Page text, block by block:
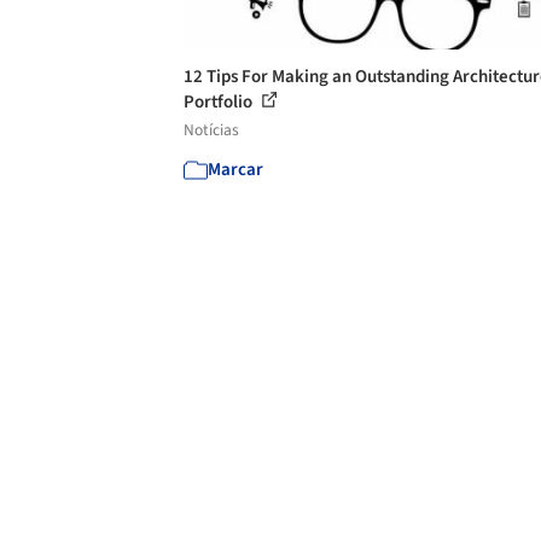
12 Tips For Making an Outstanding
Portfolio
Notícias
Marcar